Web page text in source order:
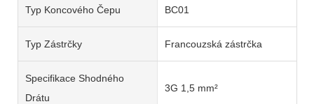
Typ Koncového Čepu BC01
Typ Zástrčky Francouzská zástrčka
Specifikace Shodného
Drátu
3G 1,5 mm²